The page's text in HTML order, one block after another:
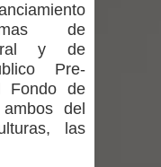
un
pedagógico
de
y de
Pre-
Fondo de
del
las